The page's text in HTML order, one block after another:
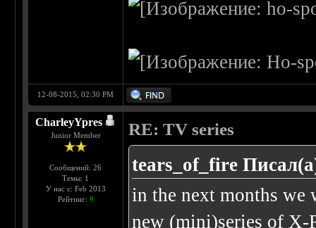
12-08-2015, 02:30 PM
CharleyYpres
Junior Member
Сообщений: 26
Темы: 1
У нас с: Feb 2013
Рейтинг: 9
RE: TV series
tears_of_fire
in the next months we
new (mini)series of X-